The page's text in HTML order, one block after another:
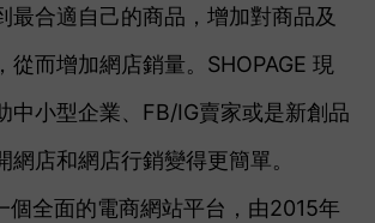
最合適自己的商品，增加對商品及
從而增加網店銷量。 SHOPAGE 現
中小型企業、FB/IG賣家或是新創品
網店和網店行銷變得更簡單。
個全面的電商網站平台，由2015年